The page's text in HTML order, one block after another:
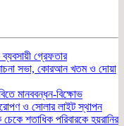
গ্রেফতার
সভা, কোরআন খতম ও দোয়া
মানববন্ধন-বিক্ষোভ
ও সোলার লাইট স্থাপন
চেকে শতাধিক পরিবারকে হয়রানির